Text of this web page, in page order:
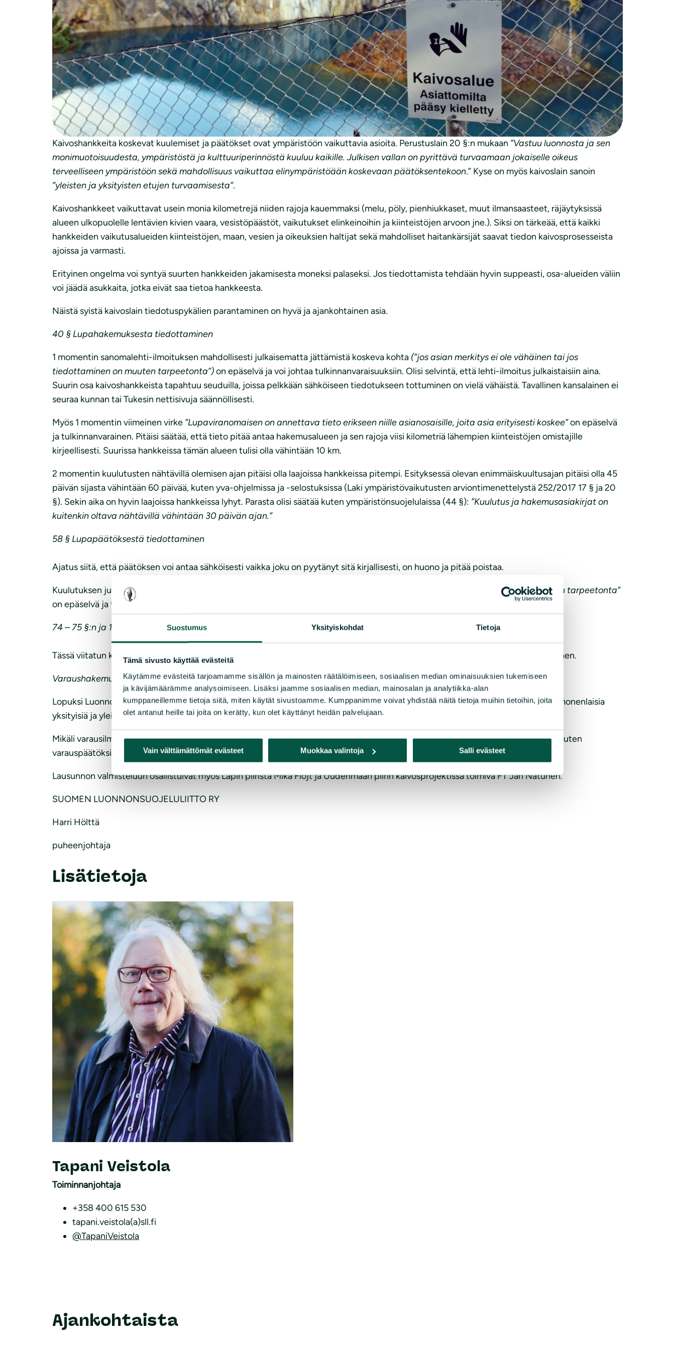
Suostumus Yksityiskohdat Tietoja
Tämä sivusto käyttää evästeitä
Käytämme evästeitä tarjoamamme sisällön ja mainosten räätälöimiseen, sosiaalisen median ominaisuuksien tukemiseen
ja kävijämäärämme analysoimiseen. Lisäksi jaamme sosiaalisen median, mainosalan ja analytiikka-alan
kumppaneillemme tietoja siitä, miten käytät sivustoamme. Kumppanimme voivat yhdistää näitä tietoja muihin tietoihin, joita
olet antanut heille tai joita on kerätty, kun olet käyttänyt heidän palvelujaan.
Vain välttämättömät evästeet Muokkaa valintoja Salli evästeet
30.1.2020
Työ- ja elinkeinoministeriölle
Viitaten lausuntopyyntöönne 9.1.2020 Dnro VN/6427/2019
Luonnonsuojeluliiton lausunto luonnoksesta kaivoslain muuttamiseksi tiedottamisen osalta
Suomen luonnonsuojeluliitto kiittää lausuntopyynnöstä ja toteaa asiasta seuraavaa.
Kaivoshankkeita koskevat kuulemiset ja päätökset ovat ympäristöön vaikuttavia asioita. Perustuslain 20 §:n mukaan ”Vastuu luonnosta ja sen
monimuotoisuudesta, ympäristöstä ja kulttuuriperinnöstä kuuluu kaikille. Julkisen vallan on pyrittävä turvaamaan jokaiselle oikeus
terveelliseen ympäristöön sekä mahdollisuus vaikuttaa elinympäristöään koskevaan päätöksentekoon.” Kyse on myös kaivoslain sanoin
”yleisten ja yksityisten etujen turvaamisesta”.
Kaivoshankkeet vaikuttavat usein monia kilometrejä niiden rajoja kauemmaksi (melu, pöly, pienhiukkaset, muut ilmansaasteet, räjäytyksissä
alueen ulkopuolelle lentävien kivien vaara, vesistöpäästöt, vaikutukset elinkeinoihin ja kiinteistöjen arvoon jne.). Siksi on tärkeää, että kaikki
hankkeiden vaikutusalueiden kiinteistöjen, maan, vesien ja oikeuksien haltijat sekä mahdolliset haitankärsijät saavat tiedon kaivosprosesseista
ajoissa ja varmasti.
Erityinen ongelma voi syntyä suurten hankkeiden jakamisesta moneksi palaseksi. Jos tiedottamista tehdään hyvin suppeasti, osa-alueiden väliin
voi jäädä asukkaita, jotka eivät saa tietoa hankkeesta.
Näistä syistä kaivoslain tiedotuspykälien parantaminen on hyvä ja ajankohtainen asia.
40 § Lupahakemuksesta tiedottaminen
1 momentin sanomalehti-ilmoituksen mahdollisesti julkaisematta jättämistä koskeva kohta (”jos asian merkitys ei ole vähäinen tai jos
tiedottaminen on muuten tarpeetonta”)on epäselvä ja voi johtaa tulkinnanvaraisuuksiin. Olisi selvintä, että lehti-ilmoitus julkaistaisiin aina.
Suurin osa kaivoshankkeista tapahtuu seuduilla, joissa pelkkään sähköiseen tiedotukseen tottuminen on vielä vähäistä. Tavallinen kansalainen ei
seuraa kunnan tai Tukesin nettisivuja säännöllisesti.
Myös 1 momentin viimeinen virke ”Lupaviranomaisen on annettava tieto erikseen niille asianosaisille, joita asia erityisesti koskee”on epäselvä
ja tulkinnanvarainen. Pitäisi säätää, että tieto pitää antaa hakemusalueen ja sen rajoja viisi kilometriä lähempien kiinteistöjen omistajille
kirjeellisesti. Suurissa hankkeissa tämän alueen tulisi olla vähintään 10 km.
2 momentin kuulutusten nähtävillä olemisen ajan pitäisi olla laajoissa hankkeissa pitempi. Esityksessä olevan enimmäiskuultusajan pitäisi olla 45
päivän sijasta vähintään 60 päivää, kuten yva-ohjelmissa ja -selostuksissa (Laki ympäristövaikutusten arviontimenettelystä 252/2017 17 § ja 20
§). Sekin aika on hyvin laajoissa hankkeissa lyhyt. Parasta olisi säätää kuten ympäristönsuojelulaissa (44 §): ”Kuulutus ja hakemusasiakirjat on
kuitenkin oltava nähtävillä vähintään 30 päivän ajan.”
58 § Lupapäätöksestä tiedottaminen
Ajatus siitä, että päätöksen voi antaa sähköisesti vaikka joku on pyytänyt sitä kirjallisesti, on huono ja pitää poistaa.
Kuulutuksen julkaisematta jättäminen sanomalehdessä
”jos asian merkitys on vähäinen tai sen julkaiseminen on muuten ilmeisen tarpeetonta”
on epäselvä ja tulkinnanvarainen, joten sellainen mahdollisuus tulee poistaa.
74 – 75 §:n ja 166 §:n ilmoitukset
Tässä viitatun kuntalain 108 §:ssä on miniminä vain 14 päivän kuulutusaika. Kuulutusajan tulee olla aina vähintään valitusajan pituinen.
Varaushakemuksista tiedottaminen
Lopuksi Luonnonsuojeluliitto esittää myös varaushakemuksista tiedottamista. Ne koskevat usein laajoja alueita, joiden sisällä on monenlaisia
yksityisiä ja yleisiä etuja.
Mikäli varausilmoituksista ei tiedotettaisi samalla tavalla kuin lupahakemuksista, niin tulisi tehdä vähintään Tukesin verkkosivuilla, kuten
varauspäätöksille tehdään.
Lausunnon valmisteluun osallistuivat myös Lapin piiristä Mika Flöjt ja Uudenmaan piirin kaivosprojektissa toimiva FT Jari Natunen.
SUOMEN LUONNONSUOJELULIITTO RY
Harri Hölttä
puheenjohtaja
Lisätietoja
Toiminnanjohtaja
Tapani Veistola
+358 400 615 530
tapani.veistola(a)sll.fi
@TapaniVeistola
Ajankohtaista